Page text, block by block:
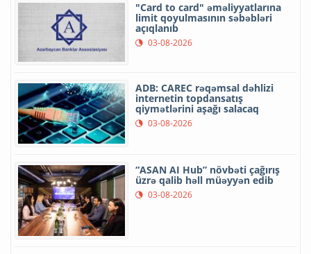
"Card to card" əməliyyatlarına
limit qoyulmasının səbəbləri
açıqlanıb
03-08-2026
ADB: CAREC rəqəmsal dəhlizi
internetin topdansatış
qiymətlərini aşağı salacaq
03-08-2026
“ASAN AI Hub” növbəti çağırış
üzrə qalib həll müəyyən edib
03-08-2026